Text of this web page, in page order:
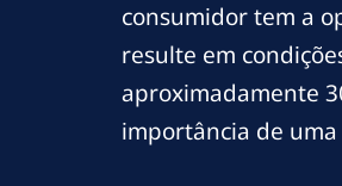
consumidor tem a
resulte em
aproximadamente
importância de